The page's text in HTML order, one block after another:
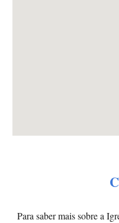
Para saber mais sobre a